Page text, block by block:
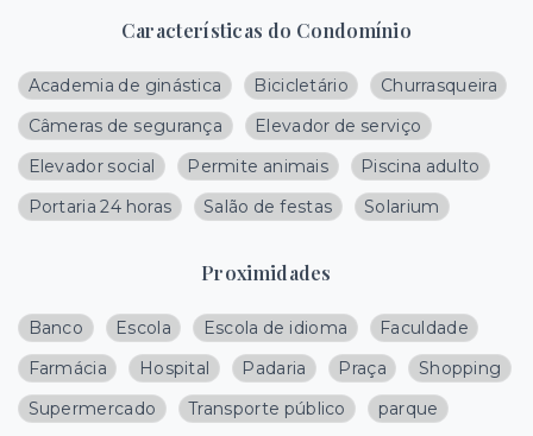
Características do Condomínio
Academia de ginástica Bicicletário
Churrasqueira
Câmeras de segurança
Elevador de serviço
Elevador social
Permite animais
Piscina adulto
Portaria 24 horas
Salão de festas Solarium
Proximidades
Banco Escola Escola de idioma
Faculdade
Farmácia
Hospital Padaria Praça
Shopping
Supermercado
Transporte público parque